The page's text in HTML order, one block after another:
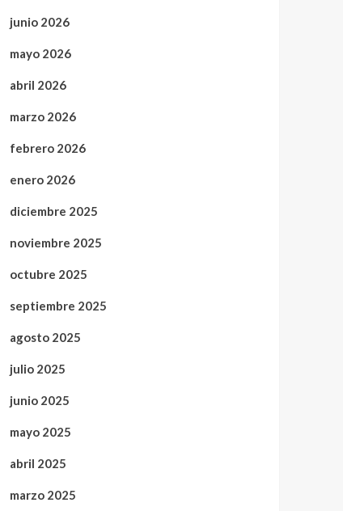
junio 2026
mayo 2026
abril 2026
marzo 2026
febrero 2026
enero 2026
diciembre 2025
noviembre 2025
octubre 2025
septiembre 2025
agosto 2025
julio 2025
junio 2025
mayo 2025
abril 2025
marzo 2025